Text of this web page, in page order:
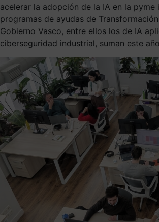
acelerar la adopción de la IA en la pyme
programas de ayudas de
Gobierno Vasco, entre ellos los de IA
ciberseguridad industrial, suman este